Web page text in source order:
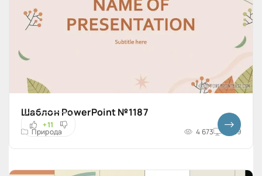
Шаблон PowerPoint №1187
Природа 4 673 16x9
+11